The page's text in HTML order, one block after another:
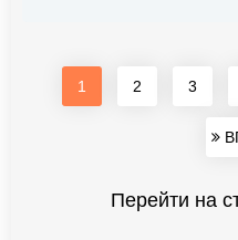
1 2 3
Перейти на